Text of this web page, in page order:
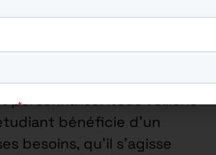
Personnalisé: Notre
est centrée sur
personnalisé. Nous veillons
bénéficie d’un
besoins, qu’il s’agisse